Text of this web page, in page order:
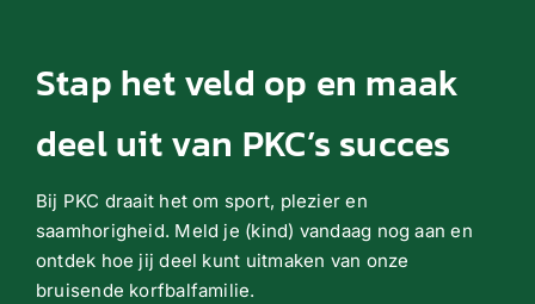
Stap het veld op en maak
deel uit van PKC’s succes
Bij PKC draait het om sport, plezier en
saamhorigheid. Meld je (kind) vandaag nog aan en
ontdek hoe jij deel kunt uitmaken van onze
bruisende korfbalfamilie.